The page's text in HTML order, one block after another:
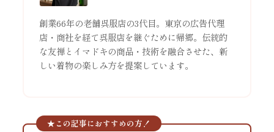
創業66年の老舗呉服店の3代目。東京の広告代理
店・商社を経て呉服店を継ぐために帰郷。伝統的
な友禅とイマドキの商品・技術を融合させた、新
しい着物の楽しみ方を提案しています。
★この記事におすすめの方！